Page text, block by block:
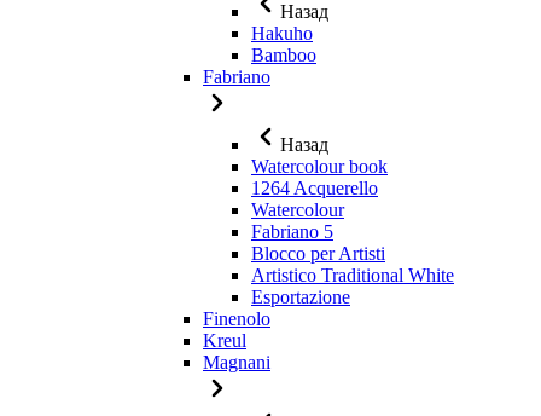
Назад
Hakuho
Bamboo
Fabriano
Назад
Watercolour book
1264 Acquerello
Watercolour
Fabriano 5
Blocco per Artisti
Artistico Traditional White
Esportazione
Finenolo
Kreul
Magnani